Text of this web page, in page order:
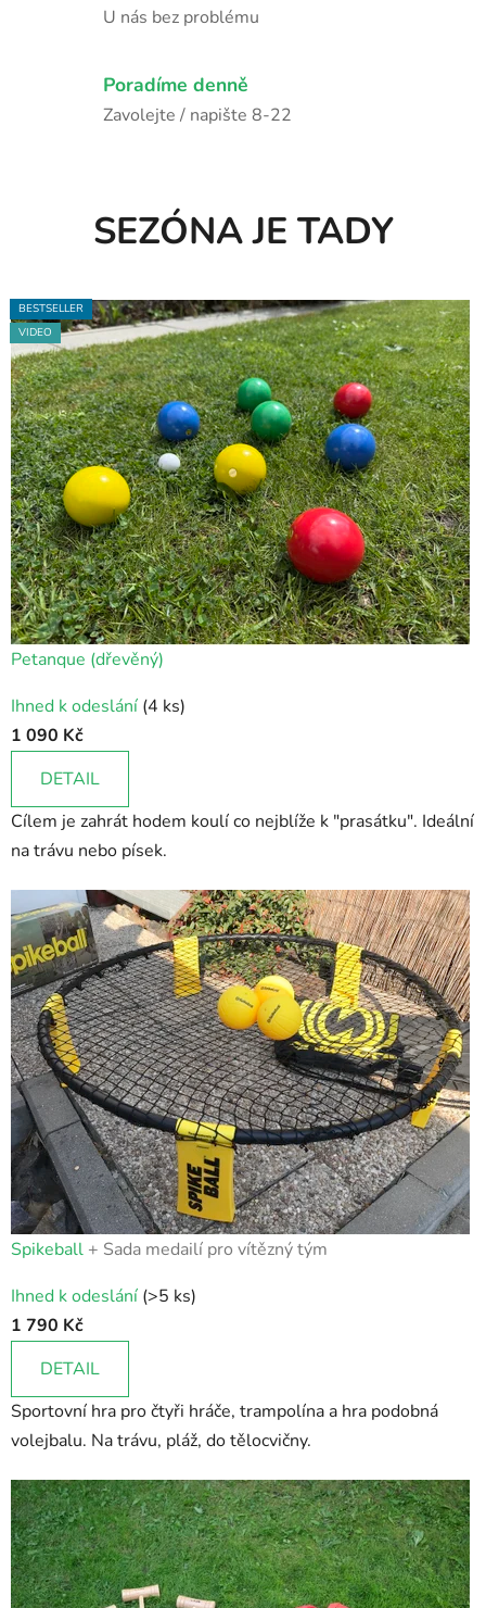
U nás bez problému
Poradíme denně
Zavolejte / napište 8-22
SEZÓNA JE TADY
NOVINKA
Petanque (dřevěný)
Ihned k odeslání (4 ks)
1 090 Kč
DETAIL
Cílem je zahrát hodem koulí co nejblíže k "prasátku". Ideální
na trávu nebo písek.
BESTSELLER
VIDEO
Spikeball + Sada medailí pro vítězný tým
hodnocení
produktu
5,0
z
5
hvězdiček.
Ihned k odeslání (>5 ks)
1 790 Kč
DETAIL
Sportovní hra pro čtyři hráče, trampolína a hra podobná
volejbalu. Na trávu, pláž, do tělocvičny.
BESTSELLER
VIDEO
BESTSELLER